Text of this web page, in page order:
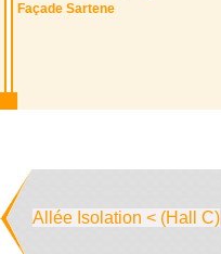
Façade Sartene
Allée Isolation < (Hall C)